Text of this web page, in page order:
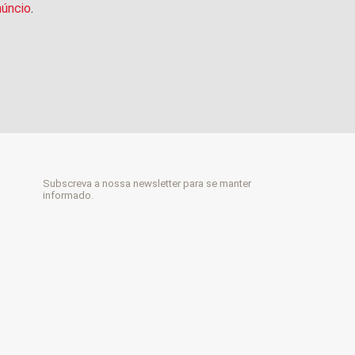
.
Subscreva a nossa newsletter para se manter
informado.